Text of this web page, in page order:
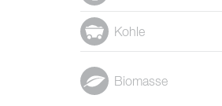
Kohle
Biomasse